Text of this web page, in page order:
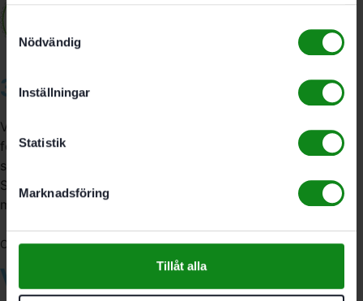
Nödvändig
Inställningar
Statistik
Marknadsföring
Tillåt alla
3A Byggdelen
Vi är återförsäljare av elverktyg, tillbehör, infästning och
förbrukningsmaterial. Vi har en fysisk butik och
serviceverkstad i Stockholm samt en e-handel för hela
Sverige. Av oss får du professionell service av
medarbetare med gedigen erfarenhet.
Org. nr:556341-4290
Våra öppettider